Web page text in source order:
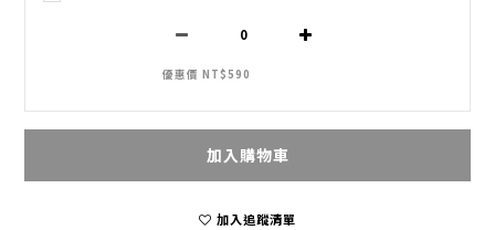
優惠價 NT$590
加入購物車
加入追蹤清單